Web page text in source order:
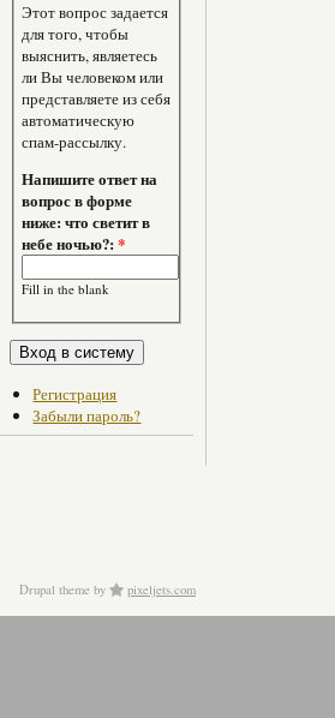
Этот вопрос задается
для того, чтобы
выяснить, являетесь
ли Вы человеком или
представляете из себя
автоматическую
спам-рассылку.
Напишите ответ на
вопрос в форме
ниже: что светит в
небе ночью?:*
Fill in the blank
Регистрация
Забыли пароль?
Drupal theme by pixeljets.com